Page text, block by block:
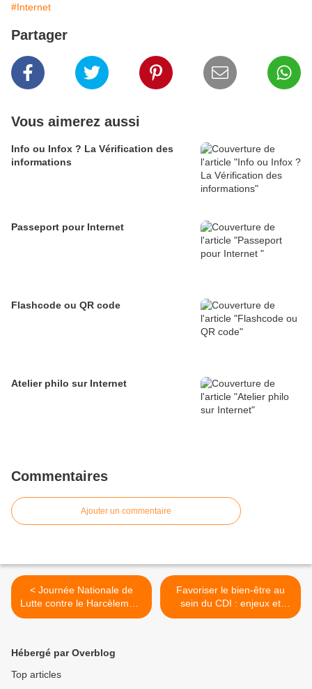
#Internet
Partager
Vous aimerez aussi
Info ou Infox ? La Vérification des
informations
Passeport pour Internet
Flashcode ou QR code
Atelier philo sur Internet
Commentaires
Ajouter un commentaire
< Journée Nationale de
Lutte contre le Harcèlement
à l’école
Favoriser le bien-être au
sein du CDI : enjeux et
pratiques >
Hébergé par Overblog
Top articles